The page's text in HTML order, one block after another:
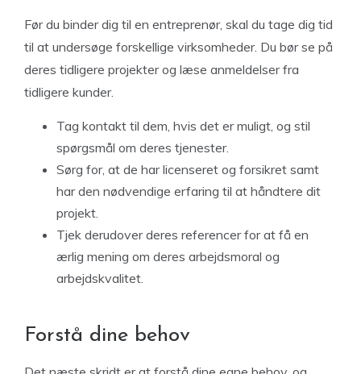
Før du binder dig til en entreprenør, skal du tage dig tid
til at undersøge forskellige virksomheder. Du bør se på
deres tidligere projekter og læse anmeldelser fra
tidligere kunder.
Tag kontakt til dem, hvis det er muligt, og stil
spørgsmål om deres tjenester.
Sørg for, at de har licenseret og forsikret samt
har den nødvendige erfaring til at håndtere dit
projekt.
Tjek derudover deres referencer for at få en
ærlig mening om deres arbejdsmoral og
arbejdskvalitet.
Forstå dine behov